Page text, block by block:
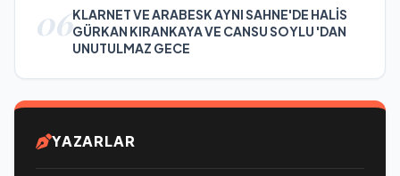
06KLARNET VE ARABESK AYNI SAHNE'DE HALİS
GÜRKAN KIRANKAYA VE CANSU SOYLU 'DAN
UNUTULMAZ GECE
YAZARLAR